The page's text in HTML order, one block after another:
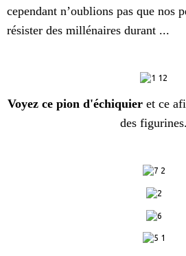
cependant n’oublions pas que nos
résister des millénaires durant ...
Voyez ce pion d'échiquier et ce
des figurines.